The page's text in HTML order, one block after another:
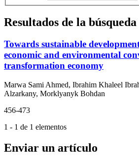
Resultados de la búsqueda
Towards sustainable
economic and environmental
transformation economy
Marwa Sami Ahmed, Ibrahim Khaleel
Alzarkany, Morklyanyk Bohdan
456-473
1 - 1 de 1 elementos
Enviar un artículo